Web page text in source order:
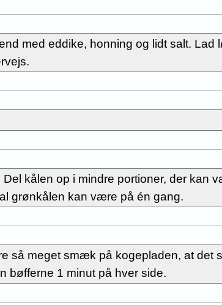
med eddike, honning og lidt salt. Lad
kålen op i mindre portioner, der kan
grønkålen kan være på én gang.
så meget smæk på kogepladen, at det
bøfferne 1 minut på hver side.